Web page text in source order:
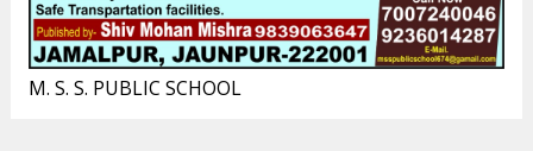
M. S. S. PUBLIC SCHOOL